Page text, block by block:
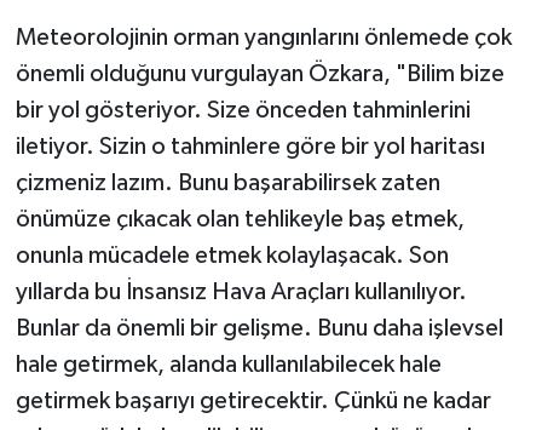
önemli olduğunu vurgulayan Özkara, "Bilim bize
bir yol gösteriyor. Size önceden tahminlerini
iletiyor. Sizin o tahminlere göre bir yol haritası
çizmeniz lazım. Bunu başarabilirsek zaten
önümüze çıkacak olan tehlikeyle baş etmek,
onunla mücadele etmek kolaylaşacak. Son
yıllarda bu İnsansız Hava Araçları kullanılıyor.
Bunlar da önemli bir gelişme. Bunu daha işlevsel
hale getirmek, alanda kullanılabilecek hale
getirmek başarıyı getirecektir. Çünkü ne kadar
erken müdahale edilebilirse yangın büyümeden